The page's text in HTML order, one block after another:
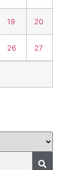
19 20
26 27